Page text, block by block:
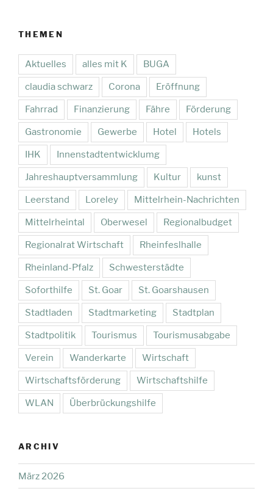
THEMEN
Aktuelles alles mit K BUGA
claudia schwarz Corona Eröffnung
Fahrrad Finanzierung Fähre Förderung
Gastronomie Gewerbe Hotel Hotels
IHK Innenstadtentwicklumg
Jahreshauptversammlung Kultur kunst
Leerstand Loreley Mittelrhein-Nachrichten
Mittelrheintal Oberwesel Regionalbudget
Regionalrat Wirtschaft Rheinfeslhalle
Rheinland-Pfalz Schwesterstädte
Soforthilfe St. Goar St. Goarshausen
Stadtladen Stadtmarketing Stadtplan
Stadtpolitik Tourismus Tourismusabgabe
Verein Wanderkarte Wirtschaft
Wirtschaftsförderung Wirtschaftshilfe
WLAN Überbrückungshilfe
ARCHIV
März 2026